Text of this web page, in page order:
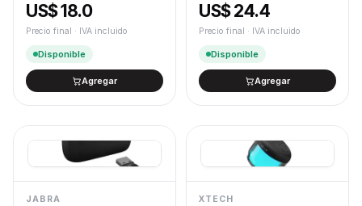
US$ 18.0
Precio final · IVA incluido
Disponible
Agregar
US$ 24.4
Precio final · IVA incluido
Disponible
Agregar
JABRA XTECH